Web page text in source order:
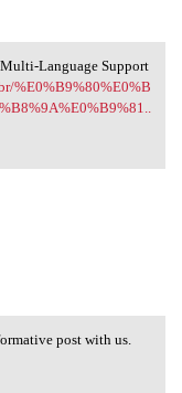
Language Support
%E0%B9%80%E0%B
post with us.